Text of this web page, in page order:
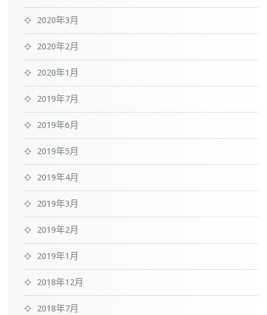
2020年3月
2020年2月
2020年1月
2019年7月
2019年6月
2019年5月
2019年4月
2019年3月
2019年2月
2019年1月
2018年12月
2018年7月